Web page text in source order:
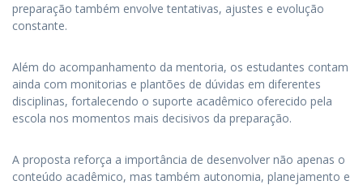
preparação também envolve tentativas, ajustes e evolução
constante.
Além do acompanhamento da mentoria, os estudantes contam
ainda com monitorias e plantões de dúvidas em diferentes
disciplinas, fortalecendo o suporte acadêmico oferecido pela
escola nos momentos mais decisivos da preparação.
A proposta reforça a importância de desenvolver não apenas o
conteúdo acadêmico, mas também autonomia, planejamento e